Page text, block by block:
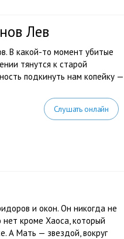
Лев
В какой-то момент убитые
тянутся к старой
подкинуть нам копейку —
Слушать онлайн
и окон. Он никогда не
нет кроме Хаоса, который
А Мать — звездой, вокруг